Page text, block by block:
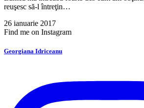
reuşesc să-l întreţin…
26 ianuarie 2017
Find me on Instagram
Georgiana Idriceanu